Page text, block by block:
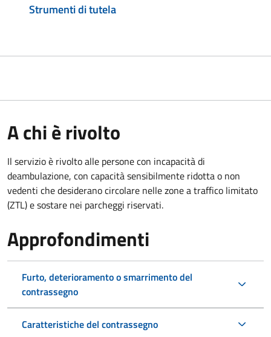
Strumenti di tutela
A chi è rivolto
Il servizio è rivolto alle persone con incapacità di
deambulazione, con capacità sensibilmente ridotta o non
vedenti che desiderano circolare nelle zone a traffico limitato
(ZTL) e sostare nei parcheggi riservati.
Approfondimenti
Furto, deterioramento o smarrimento del
contrassegno
Caratteristiche del contrassegno